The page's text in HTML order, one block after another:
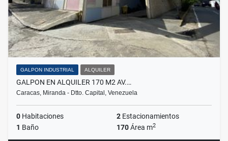
GALPON INDUSTRIAL ALQUILER
GALPON EN ALQUILER 170 M2 AV.…
Caracas, Miranda - Dtto. Capital, Venezuela
0 Habitaciones 2 Estacionamientos
1 Baño 170Área m2